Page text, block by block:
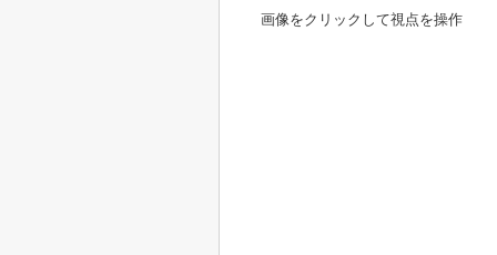
画像をクリックして視点を操作